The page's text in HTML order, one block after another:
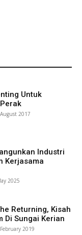
Untuk
2017
Industri
Kerjasama
2025
Returning, Kisah
Di Sungai Kerian
2019